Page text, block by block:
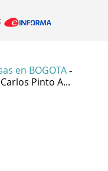
en BOGOTA -
Pinto A...